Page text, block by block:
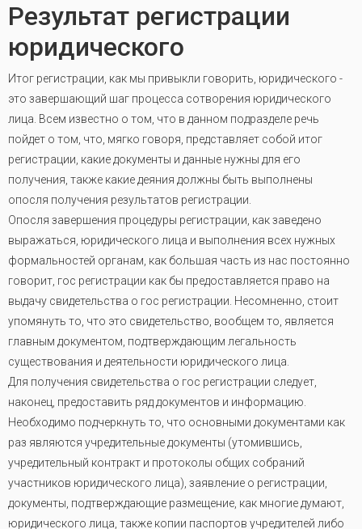
Результат регистрации
юридического
Итог регистрации, как мы привыкли говорить, юридического -
это завершающий шаг процесса сотворения юридического
лица. Всем известно о том, что в данном подразделе речь
пойдет о том, что, мягко говоря, представляет собой итог
регистрации, какие документы и данные нужны для его
получения, также какие деяния должны быть выполнены
опосля получения результатов регистрации.
Опосля завершения процедуры регистрации, как заведено
выражаться, юридического лица и выполнения всех нужных
формальностей органам, как большая часть из нас постоянно
говорит, гос регистрации как бы предоставляется право на
выдачу свидетельства о гос регистрации. Несомненно, стоит
упомянуть то, что это свидетельство, вообщем то, является
главным документом, подтверждающим легальность
существования и деятельности юридического лица.
Для получения свидетельства о гос регистрации следует,
наконец, предоставить ряд документов и информацию.
Необходимо подчеркнуть то, что основными документами как
раз являются учредительные документы (утомившись,
учредительный контракт и протоколы общих собраний
участников юридического лица), заявление о регистрации,
документы, подтверждающие размещение, как многие думают,
юридического лица, также копии паспортов учредителей либо